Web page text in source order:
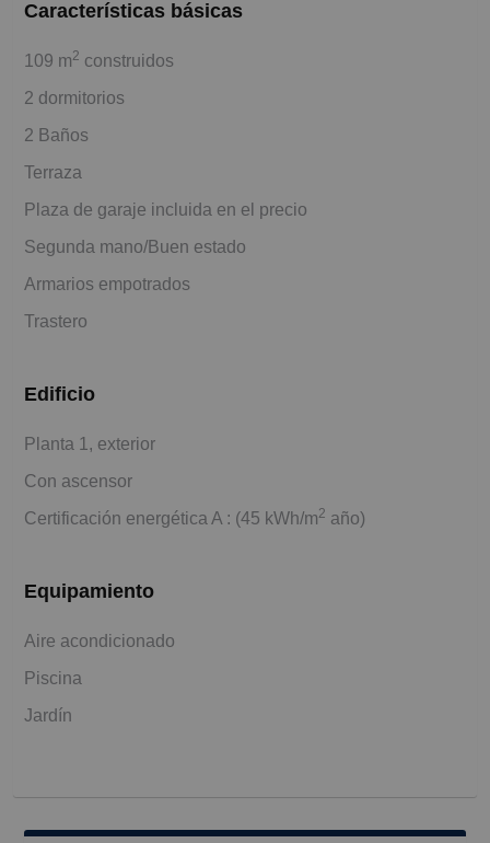
Características básicas
109 m2 construidos
2 dormitorios
2 Baños
Terraza
Plaza de garaje incluida en el precio
Segunda mano/Buen estado
Armarios empotrados
Trastero
Edificio
Planta 1, exterior
Con ascensor
Certificación energética A : (45 kWh/m2 año)
Equipamiento
Aire acondicionado
Piscina
Jardín